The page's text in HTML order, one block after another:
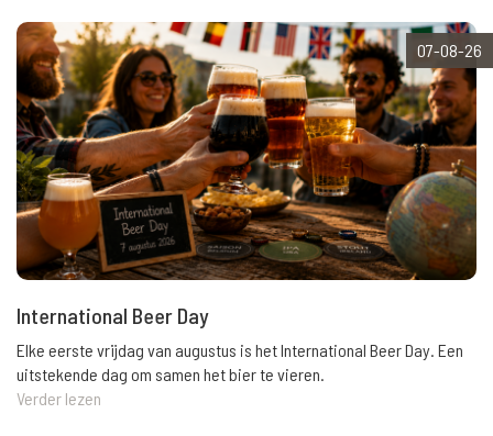
07-08-26
International Beer Day
Elke eerste vrijdag van augustus is het International Beer Day. Een
uitstekende dag om samen het bier te vieren.
Verder lezen